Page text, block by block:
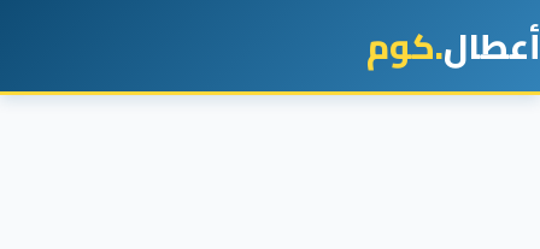
أعطال.كوم